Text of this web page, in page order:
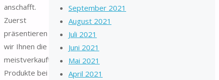
anschafft.
Zuerst
präsentieren
wir Ihnen die
meistverkauftesten
Produkte bei
September 2021
August 2021
Juli 2021
Juni 2021
Mai 2021
April 2021